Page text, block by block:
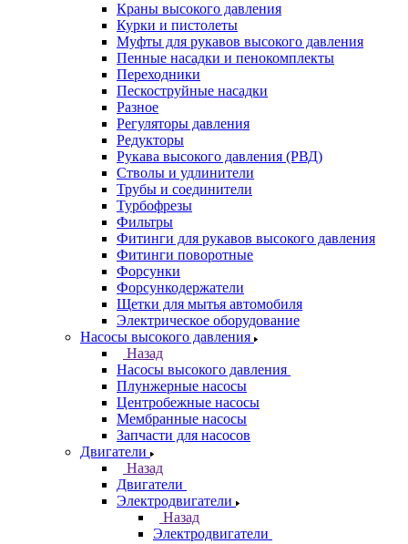
Краны высокого давления
Курки и пистолеты
Муфты для рукавов высокого давления
Пенные насадки и пенокомплекты
Переходники
Пескоструйные насадки
Разное
Регуляторы давления
Редукторы
Рукава высокого давления (РВД)
Стволы и удлинители
Трубы и соединители
Турбофрезы
Фильтры
Фитинги для рукавов высокого давления
Фитинги поворотные
Форсунки
Форсункодержатели
Щетки для мытья автомобиля
Электрическое оборудование
Насосы высокого давления
Назад
Насосы высокого давления
Плунжерные насосы
Центробежные насосы
Мембранные насосы
Запчасти для насосов
Двигатели
Назад
Двигатели
Электродвигатели
Назад
Электродвигатели